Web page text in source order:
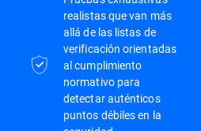
realistas que van más
allá de las listas de
verificación orientadas
al cumplimiento
normativo para
detectar auténticos
puntos débiles en la